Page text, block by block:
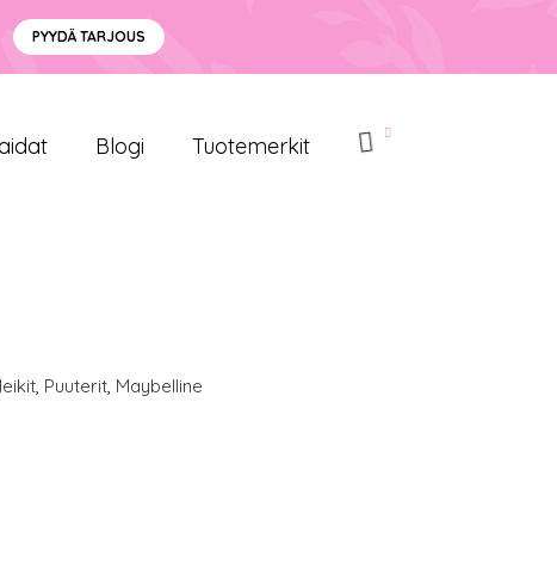
PYYDÄ TARJOUS
Blogi Tuotemerkit
, Puuterit, Maybelline